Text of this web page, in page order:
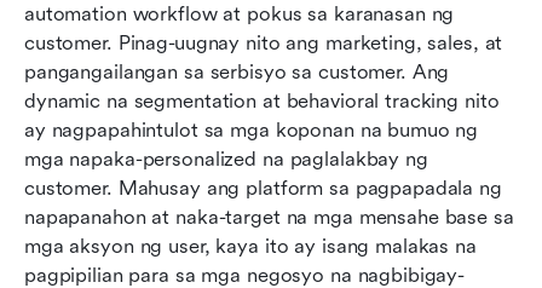
automation workflow at pokus sa karanasan ng
customer. Pinag-uugnay nito ang marketing, sales, at
pangangailangan sa serbisyo sa customer. Ang
dynamic na segmentation at behavioral tracking nito
ay nagpapahintulot sa mga koponan na bumuo ng
mga napaka-personalized na paglalakbay ng
customer. Mahusay ang platform sa pagpapadala ng
napapanahon at naka-target na mga mensahe base sa
mga aksyon ng user, kaya ito ay isang malakas na
pagpipilian para sa mga negosyo na nagbibigay-